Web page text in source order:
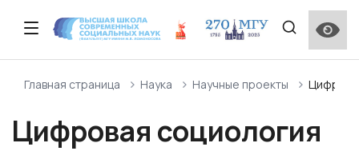
Описание факультета
Описание программ подготовки ВШССН
Прием 2026 года
Контакты и график работы приемной комиссии
Образовательные стандарты и
специализированные компетенции
Программа подготовки Бакалавриат
Сведения о наличии материально-технической
базы для использования инвалидами и лицами с
Научная деятельность
Научные проекты
Приказ о создании ученого совета ВШССН МГУ
Состав Ученого совета ВШССН МГУ
Программы повышения квалификации
Дополнительные общеобразовательные
программы
Студенческий актив ВШССН МГУ
Институт кураторства на факультете ВШССН МГУ
Отзывы работодателей
Опрос выпускников
Личный кабинет студента и преподавателя МГУ
имени М.В. Ломоносова
Справочник первокурсника
Главная страница Наука Научные проекты
Цифровая социология